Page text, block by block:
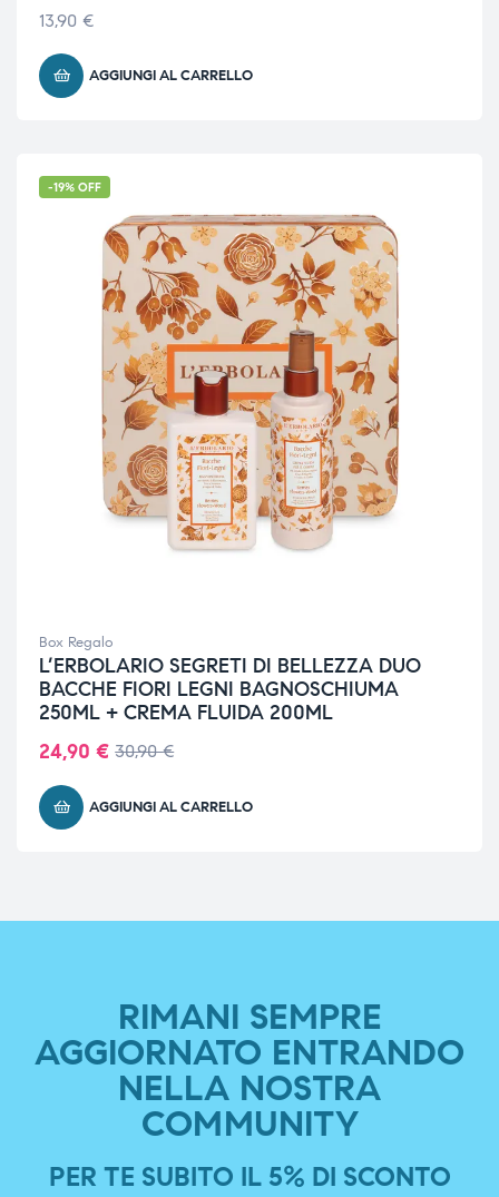
13,90 €
AGGIUNGI AL CARRELLO
-19% OFF
Box Regalo
L’ERBOLARIO SEGRETI DI BELLEZZA DUO
BACCHE FIORI LEGNI BAGNOSCHIUMA
250ML + CREMA FLUIDA 200ML
30,90€
24,90 €
AGGIUNGI AL CARRELLO
RIMANI SEMPRE
AGGIORNATO ENTRANDO
NELLA NOSTRA
COMMUNITY
PER TE SUBITO IL 5% DI SCONTO